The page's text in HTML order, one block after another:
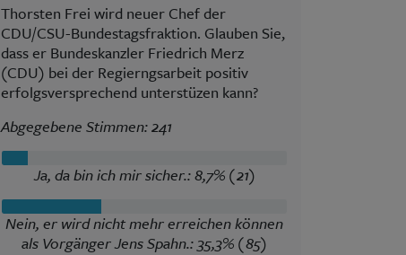
Thorsten Frei wird neuer Chef der
CDU/CSU-Bundestagsfraktion. Glauben Sie,
dass er Bundeskanzler Friedrich Merz
(CDU) bei der Regierngsarbeit positiv
erfolgsversprechend unterstüzen kann?
Abgegebene Stimmen: 241
Ja, da bin ich mir sicher.: 8,7% (21)
Nein, er wird nicht mehr erreichen können
als Vorgänger Jens Spahn.: 35,3% (85)